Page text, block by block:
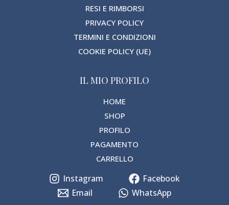
RESI E RIMBORSI
PRIVACY POLICY
TERMINI E CONDIZIONI
COOKIE POLICY (UE)
IL MIO PROFILO
HOME
SHOP
PROFILO
PAGAMENTO
CARRELLO
Instagram
Facebook
Email
WhatsApp